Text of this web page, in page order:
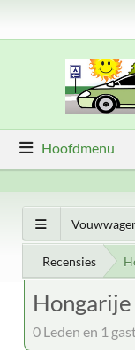
Hoofdmenu
Recensies
Hongarije
0 Leden en 1